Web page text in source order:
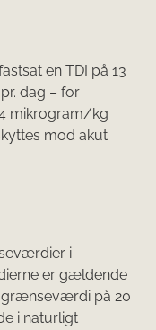
en TDI på 13
dag – for
mikrogram/kg
mod akut
i
er gældende
grænseværdi på 20
i naturligt